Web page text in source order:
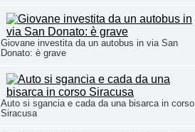
Giovane investita da un autobus in via San
Donato: è grave
Auto si sgancia e cada da una bisarca in corso
Siracusa